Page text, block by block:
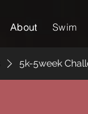
About
About Swim
5k-5week